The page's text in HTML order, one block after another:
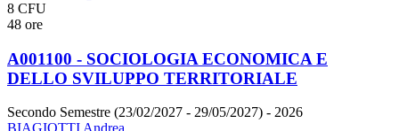
8 CFU
48 ore
A001100 - SOCIOLOGIA ECONOMICA E
DELLO SVILUPPO TERRITORIALE
Secondo Semestre (23/02/2027 - 29/05/2027) - 2026